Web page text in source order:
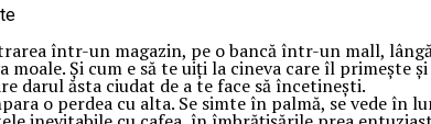
într-un magazin, pe o bancă într-un mall,
Și cum e să te uiți la cineva care îl primește
darul ăsta ciudat de a te face să încetinești.
o perdea cu alta. Se simte în palmă, se vede în